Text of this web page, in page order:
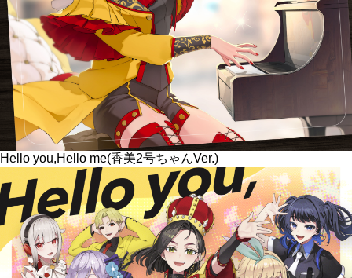
Hello you,Hello me(香美2号ちゃんVer.)